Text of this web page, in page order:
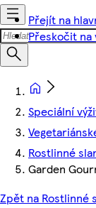
Přejít na
Přeskočit na
Speciální
Rostlinné
Garden
Zpět na Rostlinné